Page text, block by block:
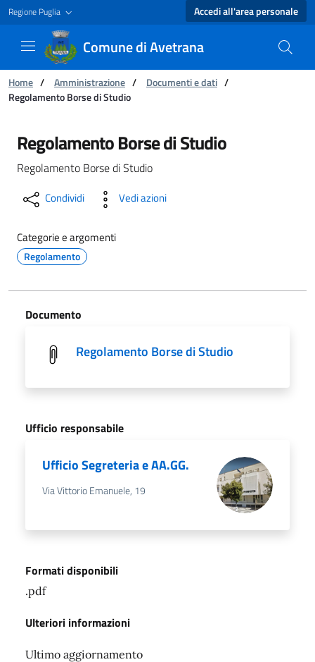
Regione Puglia Accedi all'area personale
Comune di Avetrana
Ti trovi in:
Home / Amministrazione / Documenti e dati /
Regolamento Borse di Studio
Regolamento Borse di Studio - Comune di
Regolamento Borse di Studio
Regolamento Borse di Studio
Condividi Vedi azioni
Categorie e argomenti
Regolamento
Documento
Regolamento Borse di Studio
Ufficio responsabile
Ufficio Segreteria e AA.GG.
Via Vittorio Emanuele, 19
Formati disponibili
.pdf
Ulteriori informazioni
Ultimo aggiornamento